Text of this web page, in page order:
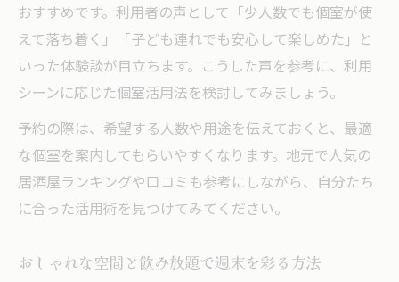
おすすめです。利用者の声として「少人数でも個室が使
えて落ち着く」「子ども連れでも安心して楽しめた」と
いった体験談が目立ちます。こうした声を参考に、利用
シーンに応じた個室活用法を検討してみましょう。
予約の際は、希望する人数や用途を伝えておくと、最適
な個室を案内してもらいやすくなります。地元で人気の
居酒屋ランキングや口コミも参考にしながら、自分たち
に合った活用術を見つけてみてください。
おしゃれな空間と飲み放題で週末を彩る方法